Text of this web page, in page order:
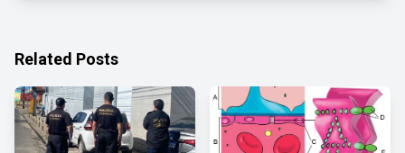
Related Posts